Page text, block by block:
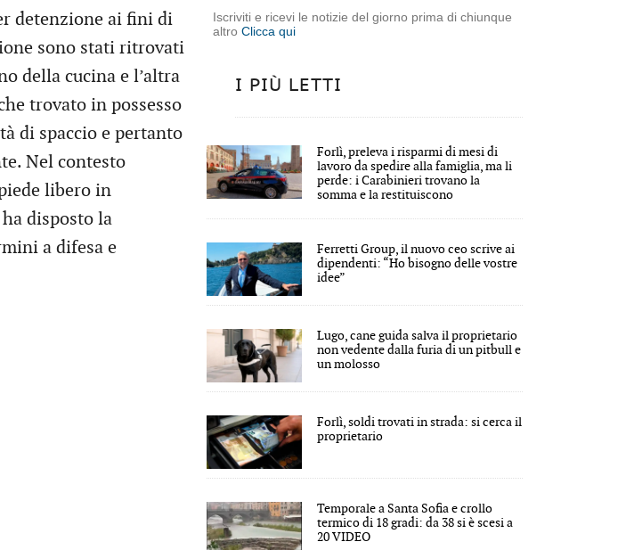
detenzione ai fini di
sono stati ritrovati
della cucina e l’altra
trovato in possesso
di spaccio e pertanto
Nel contesto
libero in
disposto la
a difesa e
Iscriviti e ricevi le notizie del giorno prima di chiunque
altroClicca qui
I PIÙ LETTI
Forlì, preleva i risparmi di mesi di
lavoro da spedire alla famiglia, ma li
perde: i Carabinieri trovano la
somma e la restituiscono
Ferretti Group, il nuovo ceo scrive ai
dipendenti: “Ho bisogno delle vostre
idee”
Lugo, cane guida salva il proprietario
non vedente dalla furia di un pitbull e
un molosso
Forlì, soldi trovati in strada: si cerca il
proprietario
Temporale a Santa Sofia e crollo
termico di 18 gradi: da 38 si è scesi a
20 VIDEO